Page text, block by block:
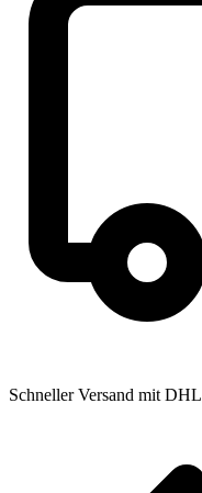
Schneller Versand mit DHL